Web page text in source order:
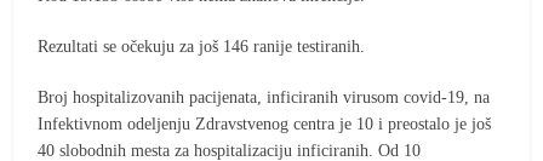
Rezultati se očekuju za još 146 ranije testiranih.
Broj hospitalizovanih pacijenata, inficiranih virusom covid-19, na
Infektivnom odeljenju Zdravstvenog centra je 10 i preostalo je još
40 slobodnih mesta za hospitalizaciju inficiranih. Od 10